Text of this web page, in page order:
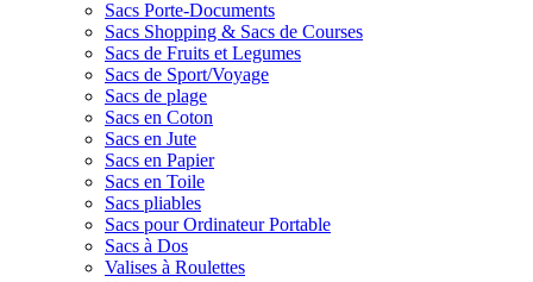
Sacs Porte-Documents
Sacs Shopping & Sacs de Courses
Sacs de Fruits et Legumes
Sacs de Sport/Voyage
Sacs de plage
Sacs en Coton
Sacs en Jute
Sacs en Papier
Sacs en Toile
Sacs pliables
Sacs pour Ordinateur Portable
Sacs à Dos
Valises à Roulettes